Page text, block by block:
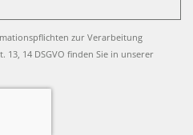
zur Verarbeitung
13, 14 DSGVO finden Sie in unserer